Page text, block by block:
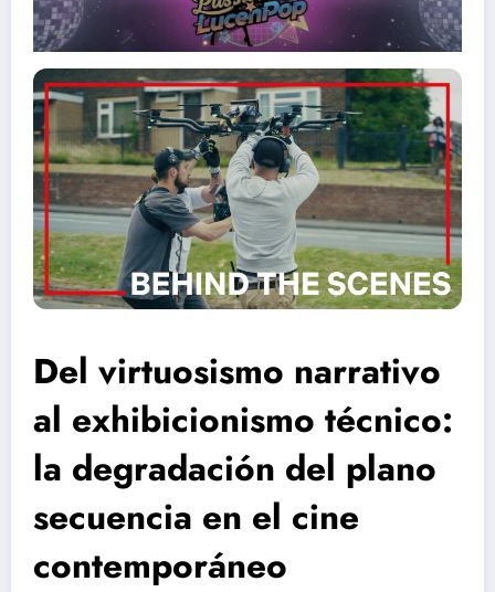
Del virtuosismo narrativo
al exhibicionismo técnico:
la degradación del plano
secuencia en el cine
contemporáneo